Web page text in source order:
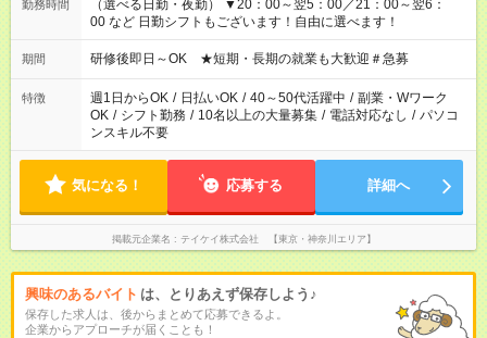
勤務時間
（選べる日勤・夜勤） ▼20：00～翌5：00／21：00～翌6：
00 など 日勤シフトもございます！自由に選べます！
期間 研修後即日～OK ★短期・長期の就業も大歓迎＃急募
特徴 週1日からOK / 日払いOK / 40～50代活躍中 / 副業・Wワーク
OK / シフト勤務 / 10名以上の大量募集 / 電話対応なし / パソコ
ンスキル不要
気になる！ 応募する 詳細へ
掲載元企業名 テイケイ株式会社 【東京・神奈川エリア】
興味のあるバイト は、とりあえず保存しよう♪
保存した求人は、後からまとめて応募できるよ。
企業からアプローチが届くことも！